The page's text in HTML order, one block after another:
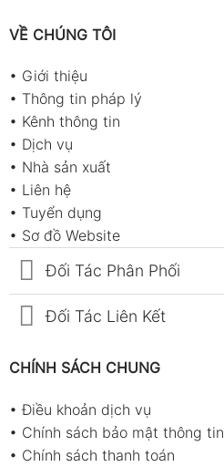
VỀ CHÚNG TÔI
• Giới thiệu
• Thông tin pháp lý
• Kênh thông tin
• Dịch vụ
• Nhà sản xuất
• Liên hệ
• Tuyển dụng
• Sơ đồ Website
Đối Tác Phân Phối
Đối Tác Liên Kết
CHÍNH SÁCH CHUNG
•Điều khoản dịch vụ
• Chính sách bảo mật thông tin
• Chính sách thanh toán